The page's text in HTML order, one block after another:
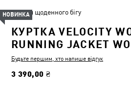
Для щоденного бігу
КУРТКА VELOCITY
RUNNING JACKET
Будьте першим, хто напише відгук
3 390,00 ₴
НОВИНКА